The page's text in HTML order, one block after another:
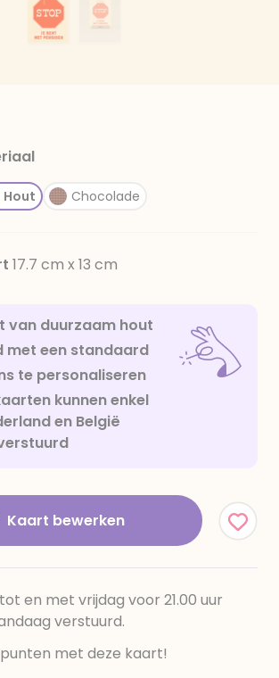
Hout Chocolade
17.7 cm x 13 cm
van duurzaam hout
met een standaard
te personaliseren
kunnen enkel
en België
Kaart bewerken
en met vrijdag voor 21.00 uur
verstuurd.
met deze kaart!